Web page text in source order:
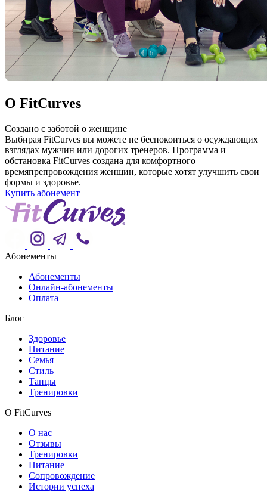
О FitCurves
Создано с заботой о женщине
Выбирая FitCurves вы можете не беспокоиться о осуждающих
взглядах мужчин или дорогих тренеров. Программа и
обстановка FitCurves создана для комфортного
времяпрепровождения женщин, которые хотят улучшить свои
формы и здоровье.
Купить абонемент
Абонементы
Абонементы
Онлайн-абонементы
Оплата
Блог
Здоровье
Питание
Семья
Стиль
Танцы
Тренировки
О FitCurves
О нас
Отзывы
Тренировки
Питание
Сопровождение
Истории успеха